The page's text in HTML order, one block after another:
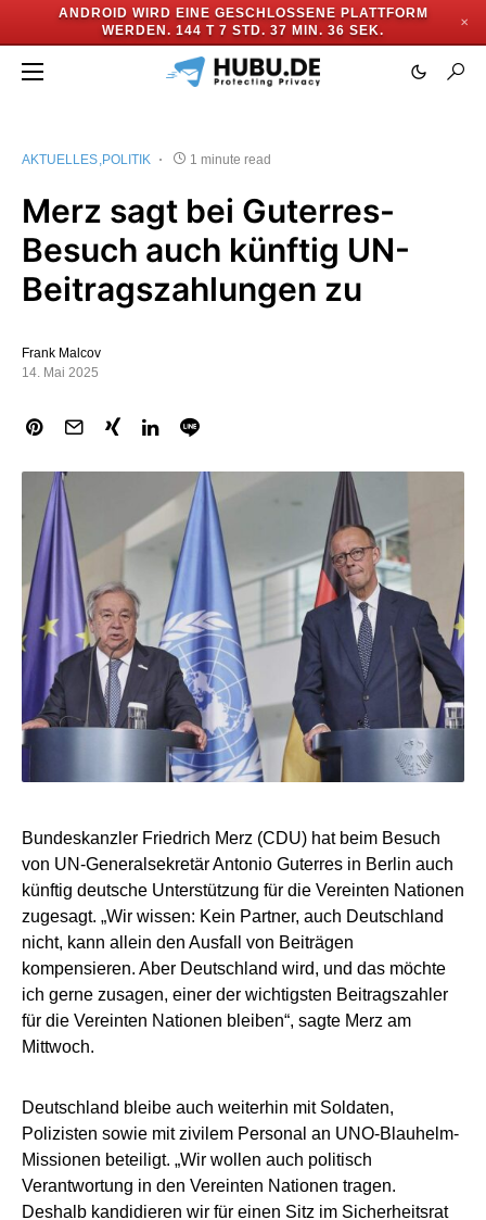
ANDROID WIRD EINE GESCHLOSSENE PLATTFORM
WERDEN. 144 T 7 STD. 37 MIN. 36 SEK.
✕
AKTUELLES POLITIK 1 minute read
Merz sagt bei Guterres-
Besuch auch künftig UN-
Beitragszahlungen zu
Frank Malcov
14. Mai 2025
Bundeskanzler Friedrich Merz (CDU) hat beim Besuch
von UN-Generalsekretär Antonio Guterres in Berlin auch
künftig deutsche Unterstützung für die Vereinten Nationen
zugesagt. „Wir wissen: Kein Partner, auch Deutschland
nicht, kann allein den Ausfall von Beiträgen
kompensieren. Aber Deutschland wird, und das möchte
ich gerne zusagen, einer der wichtigsten Beitragszahler
für die Vereinten Nationen bleiben“, sagte Merz am
Mittwoch.
Deutschland bleibe auch weiterhin mit Soldaten,
Polizisten sowie mit zivilem Personal an UNO-Blauhelm-
Missionen beteiligt. „Wir wollen auch politisch
Verantwortung in den Vereinten Nationen tragen.
Deshalb kandidieren wir für einen Sitz im Sicherheitsrat